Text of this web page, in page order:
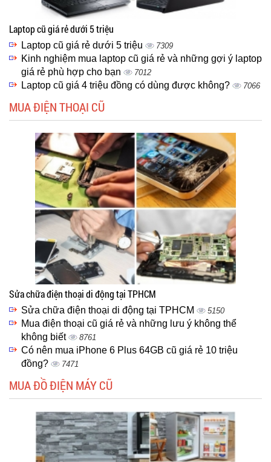
Laptop cũ giá rẻ dưới 5 triệu
Laptop cũ giá rẻ dưới 5 triệu 7309
Kinh nghiệm mua laptop cũ giá rẻ và những gợi ý laptop
giá rẻ phù hợp cho bạn
7012
Laptop cũ giá 4 triệu đồng có dùng được không? 7066
MUA ĐIỆN THOẠI CŨ
Sửa chữa điện thoại di động tại TPHCM
Sửa chữa điện thoại di động tại TPHCM 5150
Mua điện thoại cũ giá rẻ và những lưu ý không thể
không biết
8761
Có nên mua iPhone 6 Plus 64GB cũ giá rẻ 10 triệu
đồng?
7471
MUA ĐỒ ĐIỆN MÁY CŨ